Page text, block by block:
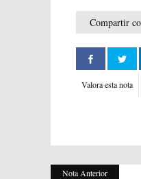
Compartir
Valora esta nota
Nota Anterior